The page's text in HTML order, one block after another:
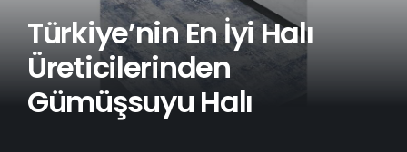
Türkiye’nin En İyi Halı
Üreticilerinden
Gümüşsuyu Halı